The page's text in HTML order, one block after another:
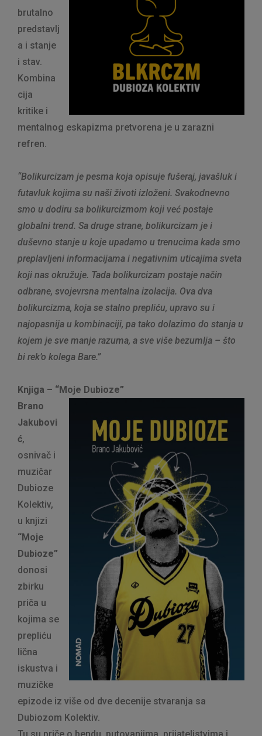
brutalno
predstavlj
a i stanje
i stav.
Kombina
cija
kritike i
mentalnog eskapizma pretvorena je u zarazni
refren.
“Bolikurcizam je pesma koja opisuje fušeraj, javašluk i
futavluk kojima su naši životi izloženi. Svakodnevno
smo u dodiru sa bolikurcizmom koji već postaje
globalni trend. Sa druge strane, bolikurcizam je i
duševno stanje u koje upadamo u trenucima kada smo
preplavljeni informacijama i negativnim uticajima sveta
koji nas okružuje. Tada bolikurcizam postaje način
odbrane, svojevrsna mentalna izolacija. Ova dva
bolikurcizma, koja se stalno prepliću, upravo su i
najopasnija u kombinaciji, pa tako dolazimo do stanja u
kojem je sve manje razuma, a sve više bezumlja – što
bi rek’o kolega Bare.”
Knjiga – “Moje Dubioze”
Brano
Jakubovi
ć,
osnivač i
muzičar
Dubioze
Kolektiv,
u knjizi
“Moje
Dubioze”
donosi
zbirku
priča u
kojima se
prepliću
lična
iskustva i
muzičke
epizode iz više od dve decenije stvaranja sa
Dubiozom Kolektiv.
Tu su priče o bendu, putovanjima, prijateljstvima i